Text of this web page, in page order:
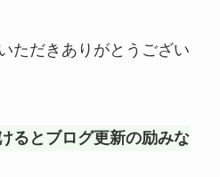
ただきありがとうござい
るとブログ更新の励みな